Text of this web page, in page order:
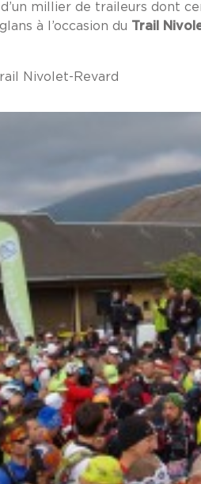
millier de traileurs dont
à l’occasion du Trail
Nivolet-Revard